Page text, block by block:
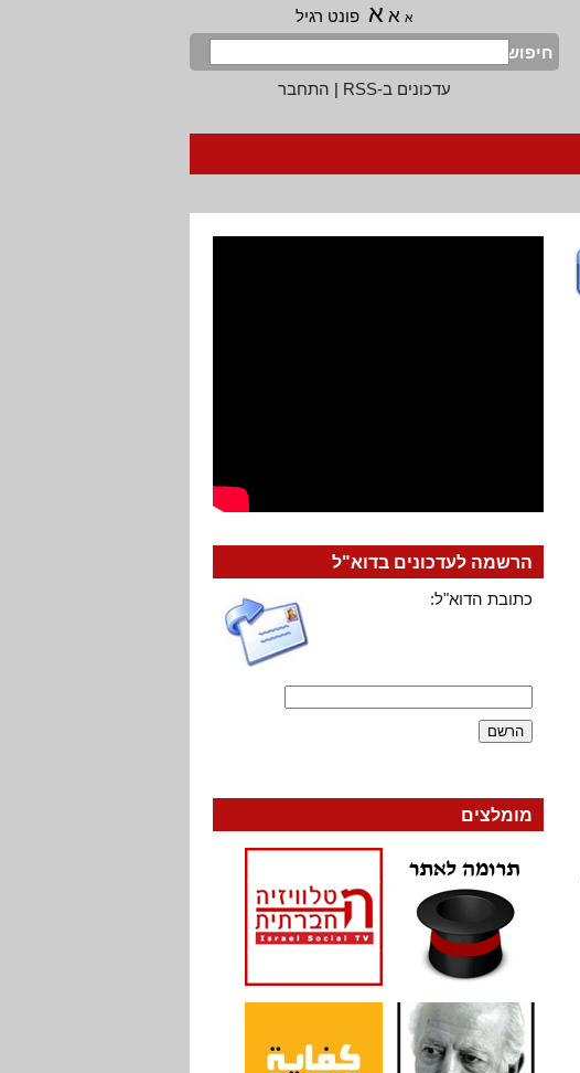
א א א פונט רגיל
חיפוש
עדכונים ב-RSS
| התחבר
הרשמה לעדכונים בדוא"ל
כתובת הדוא"ל:
מומלצים